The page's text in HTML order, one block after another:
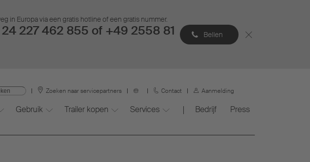
in Europa via een gratis hotline of een gratis nummer.
227 462 855 of +49 2558 81
Bellen
Zoeken naar servicepartners Contact Aanmelding
Gebruik Trailer kopen Services Bedrijf Press